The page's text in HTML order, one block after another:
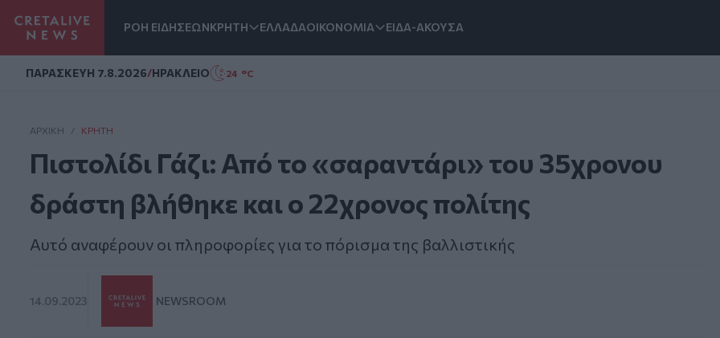
ΡΟΗ ΕΙΔΗΣΕΩΝΚΡΗΤΗ ΕΛΛΑΔΑΟΙΚΟΝΟΜΙΑ ΕΙΔΑ-ΑΚΟΥΣΑ
ΠΑΡΑΣΚΕΥΗ 7.8.2026/ΗΡΑΚΛΕΙΟ 24 °C
ΑΡΧΙΚΗ / ΚΡΉΤΗ
Πιστολίδι Γάζι: Από το «σαραντάρι» του 35χρονου
δράστη βλήθηκε και ο 22χρονος πολίτης
Αυτό αναφέρουν οι πληροφορίες για το πόρισμα της βαλλιστικής
14.09.2023 NEWSROOM